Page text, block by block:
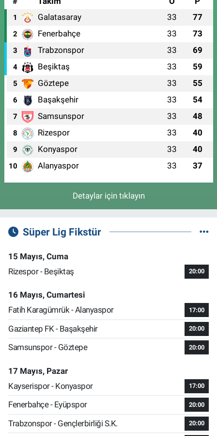
1 Galatasaray 33 77
2 Fenerbahçe 33 73
3 Trabzonspor 33 69
4 Beşiktaş 33 59
5 Göztepe 33 55
6 Başakşehir 33 54
7 Samsunspor 33 48
8 Rizespor 33 40
9 Konyaspor 33 40
10 Alanyaspor 33 37
Detaylar için tıklayın
Süper Lig Fikstür
15 Mayıs, Cuma
Rizespor - Beşiktaş
20:00
16 Mayıs, Cumartesi
Fatih Karagümrük - Alanyaspor
17:00
Gaziantep FK - Başakşehir 20:00
Samsunspor - Göztepe 20:00
17 Mayıs, Pazar
Kayserispor - Konyaspor
17:00
Fenerbahçe - Eyüpspor 20:00
Trabzonspor - Gençlerbirliği S.K. 20:00